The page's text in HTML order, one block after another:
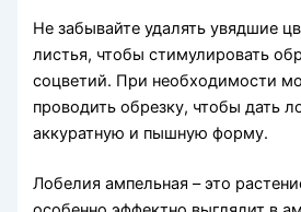
Не забывайте удалять увядшие
листья, чтобы стимулировать
соцветий. При необходимости
проводить обрезку, чтобы дать
аккуратную и пышную форму.
Лобелия ампельная – это